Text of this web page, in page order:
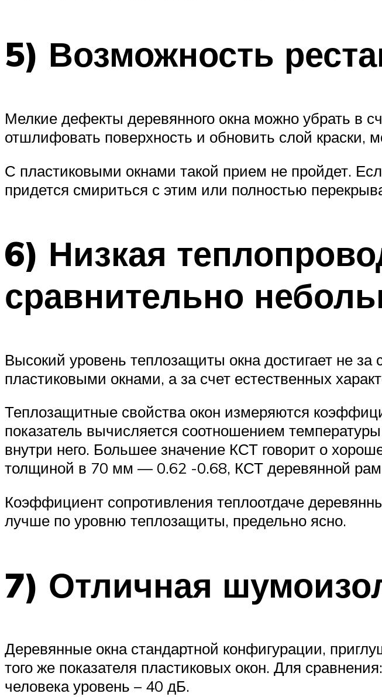
5) Возможность
Мелкие дефекты деревянного окна можно убрать в
отшлифовать поверхность и обновить слой краски,
С пластиковыми окнами такой прием не пройдет.
придется смириться с этим или полностью
6) Низкая
сравнительно
Высокий уровень теплозащиты окна достигает не
пластиковыми окнами, а за счет естественных
Теплозащитные свойства окон измеряются
показатель вычисляется соотношением
внутри него. Большее значение КСТ говорит о
толщиной в 70 мм — 0.62 -0.68, КСТ деревянной
Коэффициент сопротивления теплоотдаче
лучше по уровню теплозащиты, предельно ясно.
7) Отличная
Деревянные окна стандартной конфигурации,
того же показателя пластиковых окон. Для
человека уровень – 40 дБ.